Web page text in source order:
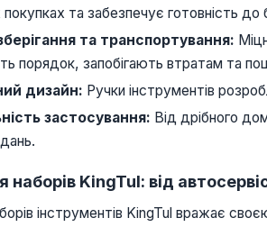
та забезпечує готовність до
та транспортування:
порядок, запобігають втратам та
дизайн: Ручки інструментів
застосування: Від дрібного
наборів KingTul: від
інструментів KingTul вражає